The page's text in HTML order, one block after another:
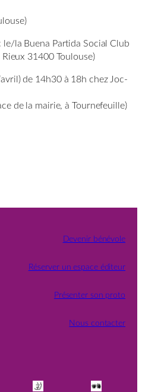
la Buena Partida Social Club
31400 Toulouse)
de 14h30 à 18h chez Joc-
de la mairie, à Tournefeuille)
Devenir bénévole
Réserver un espace éditeur
Présenter son proto
Nous contacter